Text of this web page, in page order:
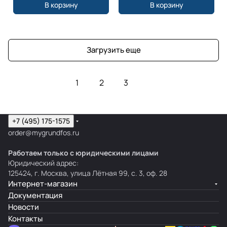
В корзину В корзину
Загрузить еще
1 2 3
+7 (495) 175-1575
order@mygrundfos.ru
Работаем только с юридическими лицами
Юридический адрес:
125424, г. Москва, улица Лётная 99, с. 3, оф. 28
Интернет-магазин
Документация
Новости
Контакты